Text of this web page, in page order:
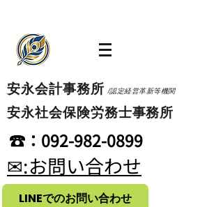
​安永会計事務所 /認定経営革新等機関
​安永社会保険労務士事務所
​☎：092-982-0899
​✉:お問い合わせ
LINEでのお問い合わせ